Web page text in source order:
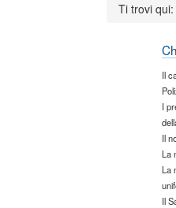
Ti trovi qui:
Il
I
Il
La
La
Il